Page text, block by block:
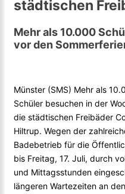
städtischen
Mehr als 10.000
vor den
Münster (SMS) Mehr als
Schüler besuchen in der
die städtischen Freibäder
Hiltrup. Wegen der
Badebetrieb für die
bis Freitag, 17. Juli, durch
und Mittagsstunden
längeren Wartezeiten an